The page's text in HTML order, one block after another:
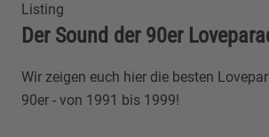
Listing
Der Sound der 90er
Wir zeigen euch hier die besten
90er - von 1991 bis 1999!